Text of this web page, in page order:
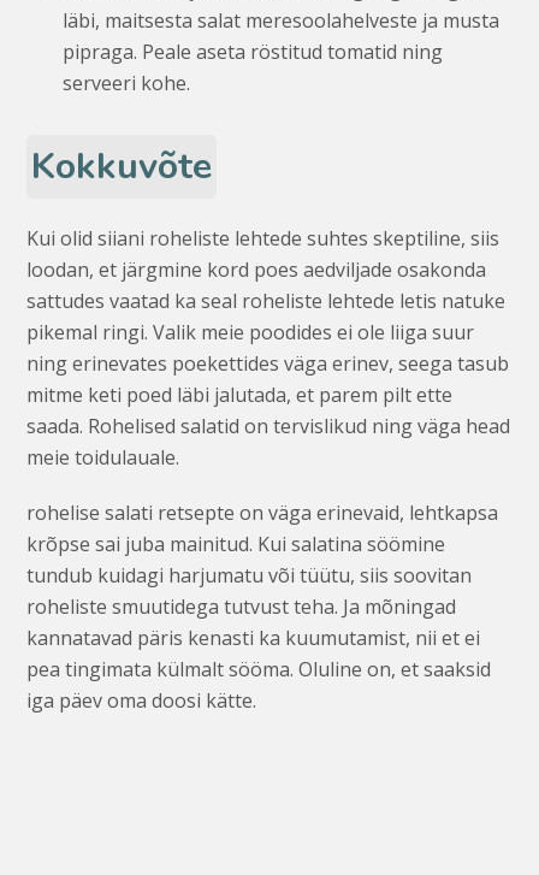
läbi, maitsesta salat meresoolahelveste ja musta
pipraga. Peale aseta röstitud tomatid ning
serveeri kohe.
Kokkuvõte
Kui olid siiani roheliste lehtede suhtes skeptiline, siis
loodan, et järgmine kord poes aedviljade osakonda
sattudes vaatad ka seal roheliste lehtede letis natuke
pikemal ringi. Valik meie poodides ei ole liiga suur
ning erinevates poekettides väga erinev, seega tasub
mitme keti poed läbi jalutada, et parem pilt ette
saada. Rohelised salatid on tervislikud ning väga head
meie toidulauale.
rohelise salati retsepte on väga erinevaid, lehtkapsa
krõpse sai juba mainitud. Kui salatina söömine
tundub kuidagi harjumatu või tüütu, siis soovitan
roheliste smuutidega tutvust teha. Ja mõningad
kannatavad päris kenasti ka kuumutamist, nii et ei
pea tingimata külmalt sööma. Oluline on, et saaksid
iga päev oma doosi kätte.